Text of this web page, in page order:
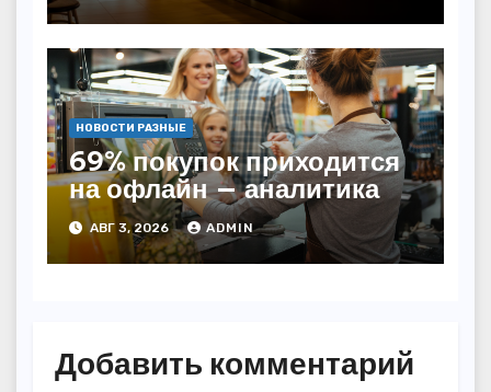
НОВОСТИ РАЗНЫЕ
69% покупок приходится
на офлайн — аналитика
АВГ 3, 2026 ADMIN
Добавить комментарий